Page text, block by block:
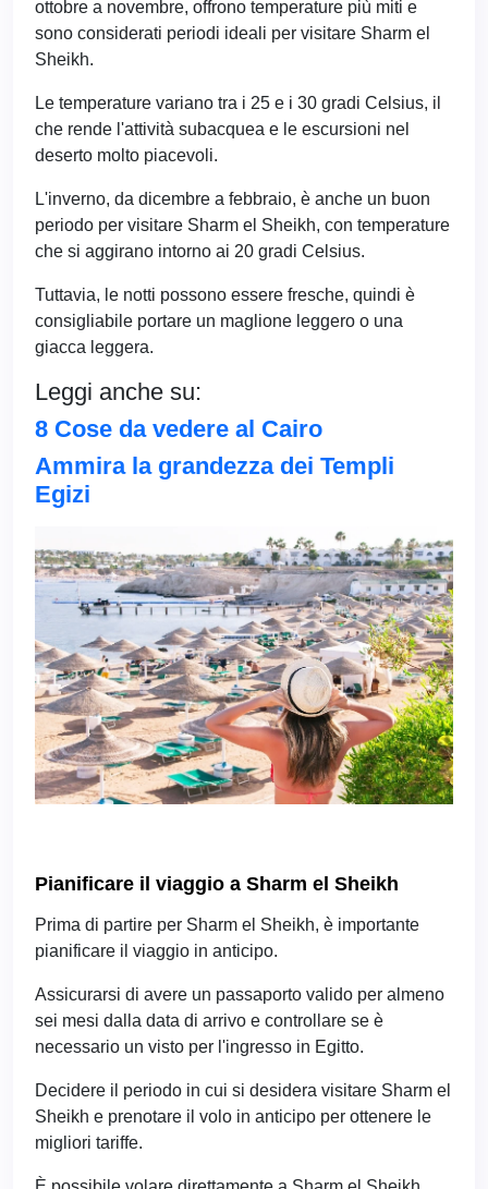
ottobre a novembre, offrono temperature più miti e
sono considerati periodi ideali per visitare Sharm el
Sheikh.
Le temperature variano tra i 25 e i 30 gradi Celsius, il
che rende l'attività subacquea e le escursioni nel
deserto molto piacevoli.
L'inverno, da dicembre a febbraio, è anche un buon
periodo per visitare Sharm el Sheikh, con temperature
che si aggirano intorno ai 20 gradi Celsius.
Tuttavia, le notti possono essere fresche, quindi è
consigliabile portare un maglione leggero o una
giacca leggera.
Leggi anche su:
8 Cose da vedere al Cairo
Ammira la grandezza dei Templi
Egizi
Pianificare il viaggio a Sharm el Sheikh
Prima di partire per Sharm el Sheikh, è importante
pianificare il viaggio in anticipo.
Assicurarsi di avere un passaporto valido per almeno
sei mesi dalla data di arrivo e controllare se è
necessario un visto per l'ingresso in Egitto.
Decidere il periodo in cui si desidera visitare Sharm el
Sheikh e prenotare il volo in anticipo per ottenere le
migliori tariffe.